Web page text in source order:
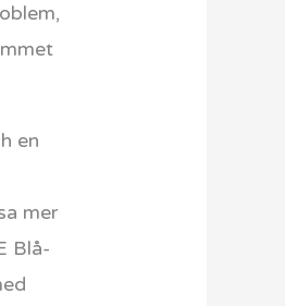
en
mer
Blå-